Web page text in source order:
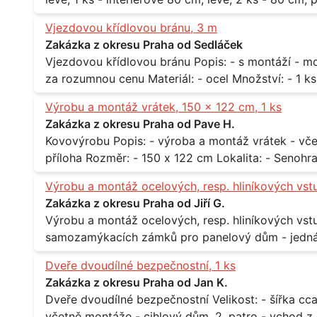
Praha 10
Vjezdovou křídlovou bránu, 3 m
Zakázka z okresu Praha od Sedláček
Vjezdovou křídlovou bránu Popis: - s montáží - možná i s motory, záleží na ceně - potřebuji to
Výrobu a montáž vrátek, 150 x 122 cm, 1 ks
Zakázka z okresu Praha od Pave H.
Kovovýrobu Popis: - výroba a montáž vrátek - včetně montáže - materiál kov / dřevo - viz
Výrobu a montáž ocelových, resp. hliníkových
Zakázka z okresu Praha od Jiří G.
Výrobu a montáž ocelových, resp. hliníkových vstupů Popis: - včtetně prosklení a
samozamýkacích zámků pro panelový dům - jedná se o vchodové dveře umístěné v
zarámovaném a proskleném portálu -
nevyhovujících prosklených, umělohmotných vstupů Množství: - 8 ks Lokalita: - 7, 9, 11,
Praha 10 Strašnice Termín: - III.Q. 2015 Je nutná návštěva odpovědného pracovníka
dodavatele k zaměření, kalkulace ceny a termínu
Dveře dvoudílné bezpečnostní, 1 ks
Zakázka z okresu Praha od Jan K.
Dveře dvoudílné bezpečnostní Velikost: - šířka cca 2x 65 cm, výška cca 210 cm Popis: -